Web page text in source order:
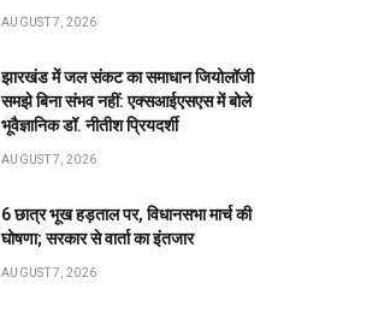
AUGUST 7, 2026
झारखंड में जल संकट का समाधान जियोलॉजी
समझे बिना संभव नहीं: एक्सआईएसएस में बोले
भूवैज्ञानिक डॉ. नीतीश प्रियदर्शी
AUGUST 7, 2026
6 छात्र भूख हड़ताल पर, विधानसभा मार्च की
घोषणा; सरकार से वार्ता का इंतजार
AUGUST 7, 2026